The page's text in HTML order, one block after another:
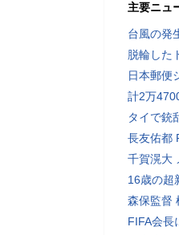
主要ニュ
台風の発
脱輪した
日本郵便
計2万
タイで銃
長友佑都
千賀滉大
16歳の超
森保監督
FIFA会長